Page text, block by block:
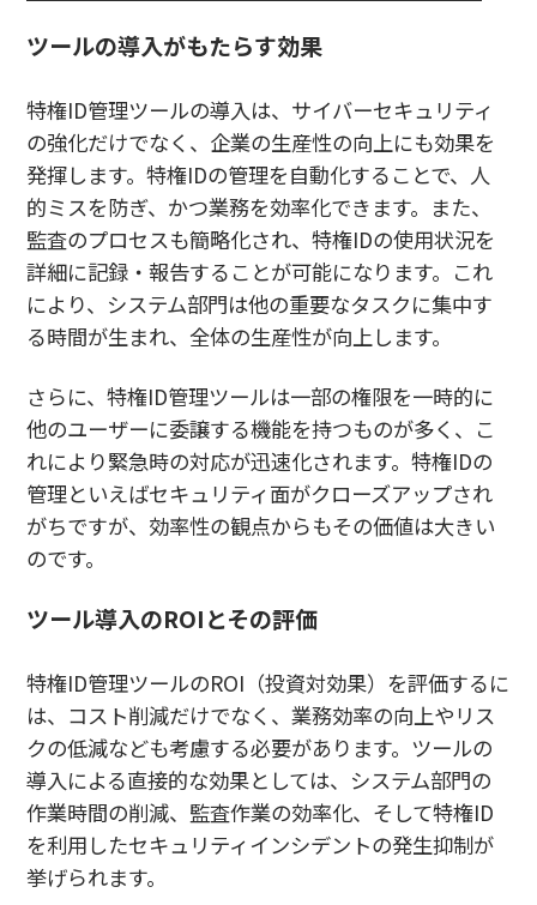
ツールの導入がもたらす効果
特権ID管理ツールの導入は、サイバーセキュリティ
の強化だけでなく、企業の生産性の向上にも効果を
発揮します。特権IDの管理を自動化することで、人
的ミスを防ぎ、かつ業務を効率化できます。また、
監査のプロセスも簡略化され、特権IDの使用状況を
詳細に記録・報告することが可能になります。これ
により、システム部門は他の重要なタスクに集中す
る時間が生まれ、全体の生産性が向上します。
さらに、特権ID管理ツールは一部の権限を一時的に
他のユーザーに委譲する機能を持つものが多く、こ
れにより緊急時の対応が迅速化されます。特権IDの
管理といえばセキュリティ面がクローズアップされ
がちですが、効率性の観点からもその価値は大きい
のです。
ツール導入のROIとその評価
特権ID管理ツールのROI（投資対効果）を評価するに
は、コスト削減だけでなく、業務効率の向上やリス
クの低減なども考慮する必要があります。ツールの
導入による直接的な効果としては、システム部門の
作業時間の削減、監査作業の効率化、そして特権ID
を利用したセキュリティインシデントの発生抑制が
挙げられます。